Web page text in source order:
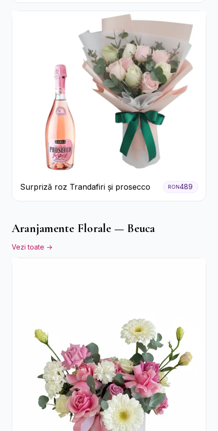
Surpriză roz Trandafiri și prosecco RON489
Aranjamente Florale — Beuca
Vezi toate →